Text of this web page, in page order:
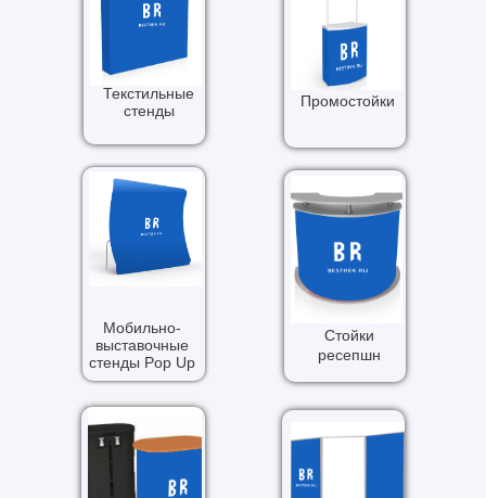
Мобильно-
выставочные
стенды Pop Up
Текстильные
стенды
Стойки
ресепшн
Промостойки